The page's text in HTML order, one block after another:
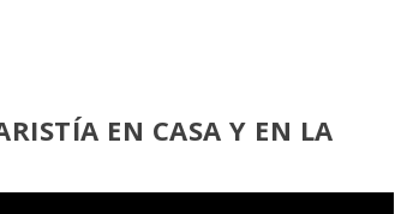
EN CASA Y EN LA